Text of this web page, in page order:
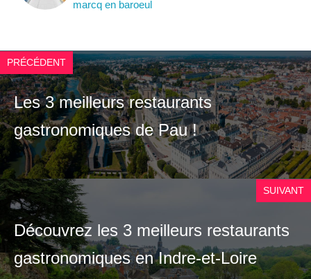
marcq en baroeul
PRÉCÉDENT
Les 3 meilleurs restaurants
gastronomiques de Pau !
SUIVANT
Découvrez les 3 meilleurs restaurants
gastronomiques en Indre-et-Loire